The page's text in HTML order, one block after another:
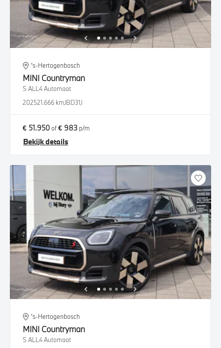
's-Hertogenbosch
MINI Countryman
S ALL4 Automaat
202521.666 kmJBD31J
€ 51.950of€ 983 p/m
Bekijk details
's-Hertogenbosch
MINI Countryman
S ALL4 Automaat